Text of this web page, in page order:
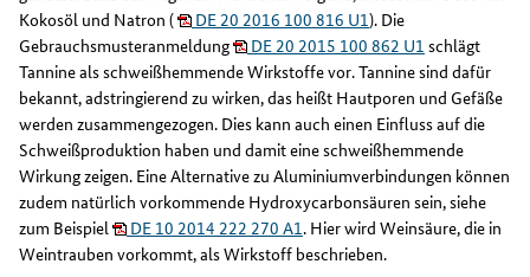
Kokosöl und Natron (
DE 20 2016 100 816 U1). Die
Gebrauchsmusteranmeldung
DE 20 2015 100 862 U1 schlägt
Tannine als schweißhemmende Wirkstoffe vor. Tannine sind dafür
bekannt, adstringierend zu wirken, das heißt Hautporen und Gefäße
werden zusammengezogen. Dies kann auch einen Einfluss auf die
Schweißproduktion haben und damit eine schweißhemmende
Wirkung zeigen. Eine Alternative zu Aluminiumverbindungen können
zudem natürlich vorkommende Hydroxycarbonsäuren sein, siehe
zum Beispiel
DE 10 2014 222 270 A1 . Hier wird Weinsäure, die in
Weintrauben vorkommt, als Wirkstoff beschrieben.